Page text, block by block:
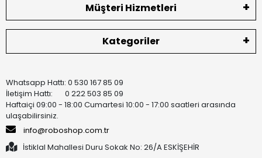
Müşteri Hizmetleri
Kategoriler
Whatsapp Hattı: 0 530 167 85 09
İletişim Hattı: 0 222 503 85 09
Haftaiçi 09:00 - 18:00 Cumartesi 10:00 - 17:00 saatleri arasında
ulaşabilirsiniz.
info@roboshop.com.tr
İstiklal Mahallesi Duru Sokak No: 26/A ESKİŞEHİR